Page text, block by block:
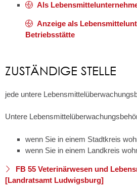
Als
Anzeige als
Betriebsstätte
ZUSTÄNDIGE STELLE
jede untere
Untere
wenn Sie in einem Stadtkreis
wenn Sie in einem Landkreis
FB 55 Veterinärwesen und
[Landratsamt Ludwigsburg]